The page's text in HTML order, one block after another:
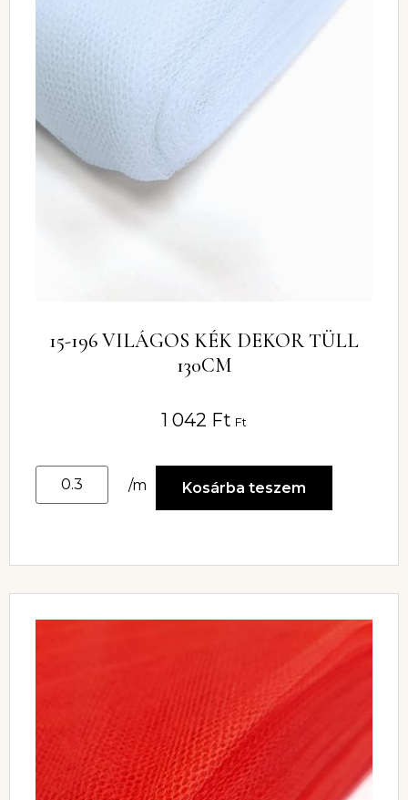
15-196 VILÁGOS KÉK DEKOR TÜLL
130CM
1 042 Ft Ft
/m Kosárba teszem